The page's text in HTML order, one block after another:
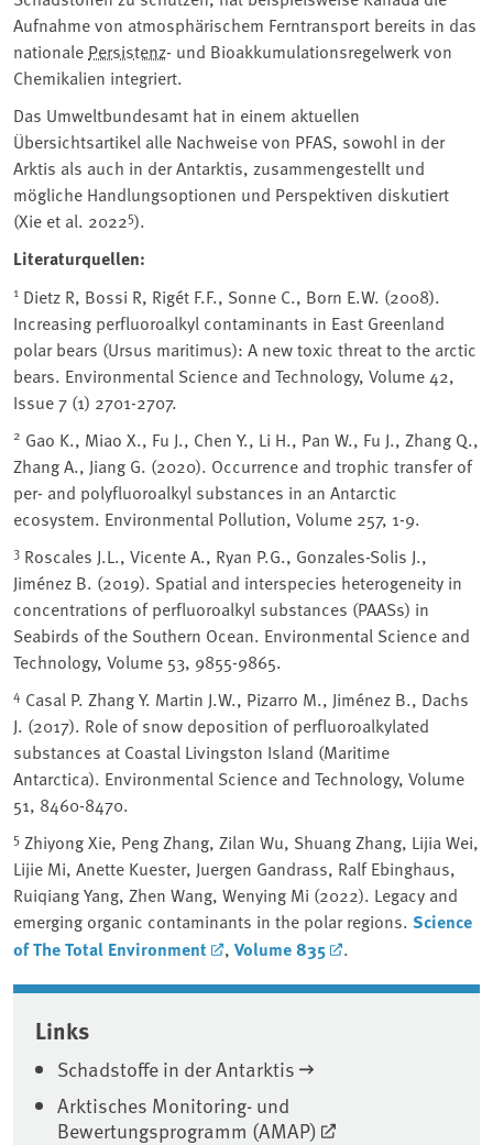
Aufnahme von atmosphärischem Ferntransport bereits in das
nationale Persistenz- und Bioakkumulationsregelwerk von
Chemikalien integriert.
Das Umweltbundesamt hat in einem aktuellen
Übersichtsartikel alle Nachweise von PFAS, sowohl in der
Arktis als auch in der Antarktis, zusammengestellt und
mögliche Handlungsoptionen und Perspektiven diskutiert
(Xie et al. 20225).
Literaturquellen:
1 Dietz R, Bossi R, Rigét F.F., Sonne C., Born E.W. (2008).
Increasing perfluoroalkyl contaminants in East Greenland
polar bears (Ursus maritimus): A new toxic threat to the arctic
bears. Environmental Science and Technology, Volume 42,
Issue 7 (1) 2701-2707.
2 Gao K., Miao X., Fu J., Chen Y., Li H., Pan W., Fu J., Zhang Q.,
Zhang A., Jiang G. (2020). Occurrence and trophic transfer of
per- and polyfluoroalkyl substances in an Antarctic
ecosystem. Environmental Pollution, Volume 257, 1-9.
3 Roscales J.L., Vicente A., Ryan P.G., Gonzales-Solis J.,
Jiménez B. (2019). Spatial and interspecies heterogeneity in
concentrations of perfluoroalkyl substances (PAASs) in
Seabirds of the Southern Ocean. Environmental Science and
Technology, Volume 53, 9855-9865.
4 Casal P. Zhang Y. Martin J.W., Pizarro M., Jiménez B., Dachs
J. (2017). Role of snow deposition of perfluoroalkylated
substances at Coastal Livingston Island (Maritime
Antarctica). Environmental Science and Technology, Volume
51, 8460-8470.
5 Zhiyong Xie, Peng Zhang, Zilan Wu, Shuang Zhang, Lijia Wei,
Lijie Mi, Anette Kuester, Juergen Gandrass, Ralf Ebinghaus,
Ruiqiang Yang, Zhen Wang, Wenying Mi (2022). Legacy and
emerging organic contaminants in the polar regions. Science
of The Total Environment
, Volume 835 .
Associated content
Links
Schadstoffe in der Antarktis
Arktisches Monitoring- und
Bewertungsprogramm (AMAP)